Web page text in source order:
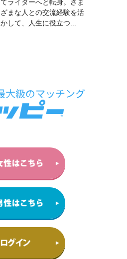
てライターへと転身。さま
ざまな人との交流経験を活
かして、人生に役立つ...